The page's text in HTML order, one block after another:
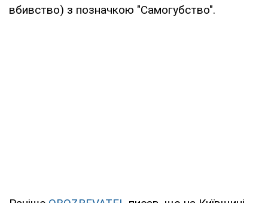
вбивство) з позначкою "Самогубство".